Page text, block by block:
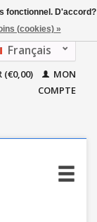
Français
Nederlands
(€0,00)
MON
COMPTE
fonctionnel. D'accord?
(cookies) »